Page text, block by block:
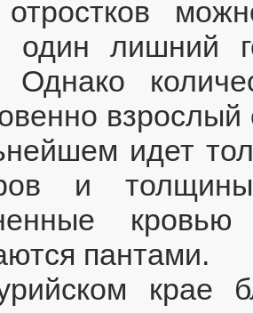
отростков
один лишний
Однако
идет
и
пантами.
крае